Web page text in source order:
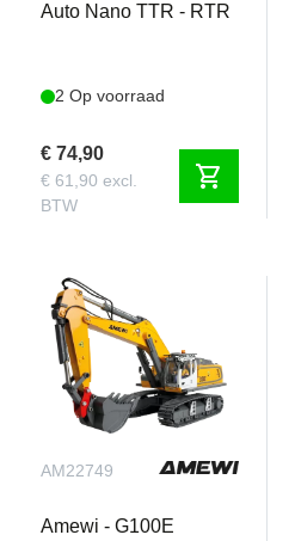
Auto Nano TTR - RTR
2 Op voorraad
€ 74,90
€ 61,90 excl.
BTW
shopping_cart
AM22749
Amewi - G100E